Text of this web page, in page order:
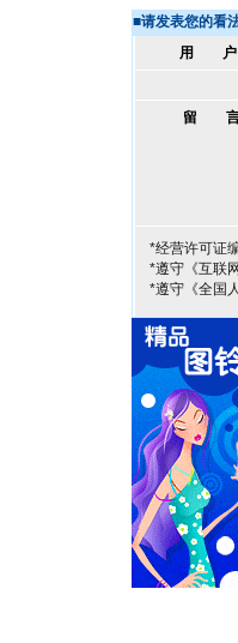
■请发表您的看
用 户
留 言
*经营许可证
*遵守《互联
*遵守《全国